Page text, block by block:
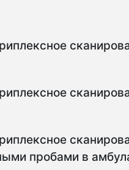
пробами в